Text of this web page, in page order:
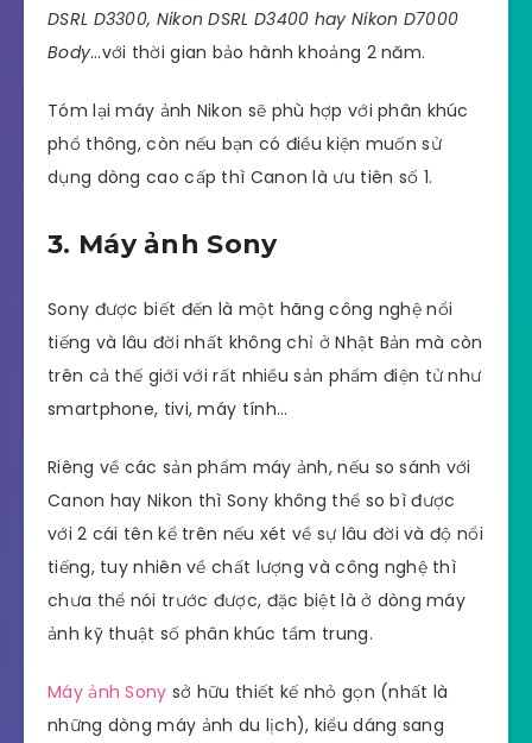
DSRL D3300, Nikon DSRL D3400 hay Nikon D7000
Body…với thời gian bảo hành khoảng 2 năm.
Tóm lại máy ảnh Nikon sẽ phù hợp với phân khúc
phổ thông, còn nếu bạn có điều kiện muốn sử
dụng dòng cao cấp thì Canon là ưu tiên số 1.
3. Máy ảnh Sony
Sony được biết đến là một hãng công nghệ nổi
tiếng và lâu đời nhất không chỉ ở Nhật Bản mà còn
trên cả thế giới với rất nhiều sản phẩm điện tử như
smartphone, tivi, máy tính…
Riêng về các sản phẩm máy ảnh, nếu so sánh với
Canon hay Nikon thì Sony không thể so bì được
với 2 cái tên kể trên nếu xét về sự lâu đời và độ nổi
tiếng, tuy nhiên về chất lượng và công nghệ thì
chưa thể nói trước được, đặc biệt là ở dòng máy
ảnh kỹ thuật số phân khúc tầm trung.
Máy ảnh Sony sở hữu thiết kế nhỏ gọn (nhất là
những dòng máy ảnh du lịch), kiểu dáng sang